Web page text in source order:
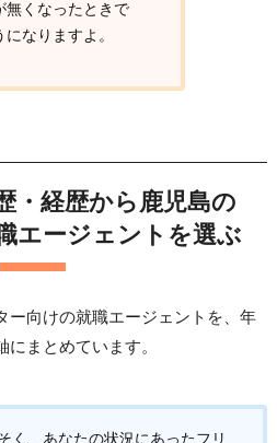
無くなったときで
なりますよ。
・経歴から鹿児島の
エージェントを選ぶ
ー向けの就職エージェントを、年
まとめています。
く、あなたの状況にあったフリ